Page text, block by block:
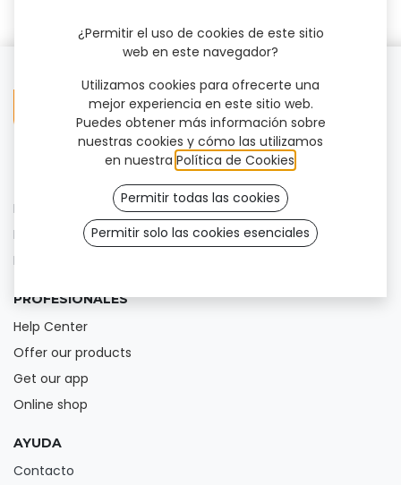
Nuestros productos
Encuentra tu clínica
Blog
PROFESIONALES
Help Center
Offer our products
Get our app
Online shop
AYUDA
Contacto
¿Permitir el uso de cookies de este sitio
web en este navegador?
Utilizamos cookies para ofrecerte una
mejor experiencia en este sitio web.
Puedes obtener más información sobre
nuestras cookies y cómo las utilizamos
en nuestra Política de Cookies
Permitir todas las cookies
Permitir solo las cookies esenciales